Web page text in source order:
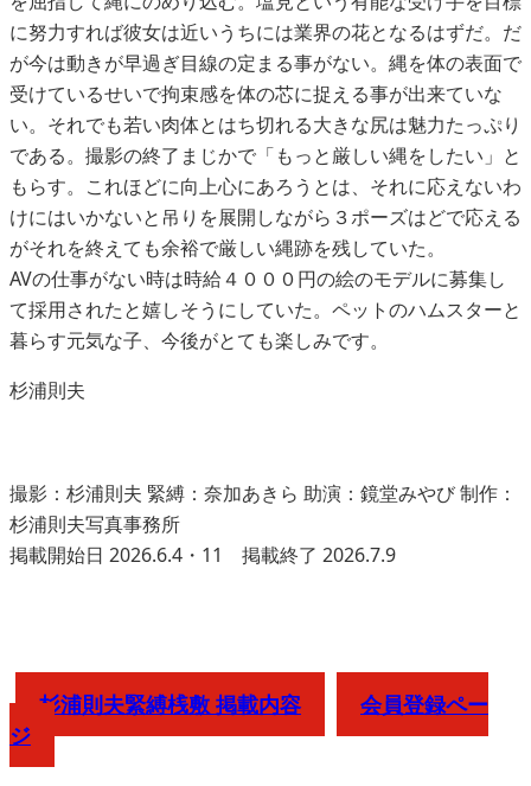
に努力すれば彼女は近いうちには業界の花となるはずだ。だ
が今は動きが早過ぎ目線の定まる事がない。縄を体の表面で
受けているせいで拘束感を体の芯に捉える事が出来ていな
い。それでも若い肉体とはち切れる大きな尻は魅力たっぷり
である。撮影の終了まじかで「もっと厳しい縄をしたい」と
もらす。これほどに向上心にあろうとは、それに応えないわ
けにはいかないと吊りを展開しながら３ポーズはどで応える
がそれを終えても余裕で厳しい縄跡を残していた。
AVの仕事がない時は時給４０００円の絵のモデルに募集し
て採用されたと嬉しそうにしていた。ペットのハムスターと
暮らす元気な子、今後がとても楽しみです。
杉浦則夫
撮影：杉浦則夫 緊縛：奈加あきら 助演：鏡堂みやび 制作：
杉浦則夫写真事務所
掲載開始日 2026.6.4・11 掲載終了 2026.7.9
杉浦則夫緊縛桟敷 掲載内容
会員登録ペー
ジ